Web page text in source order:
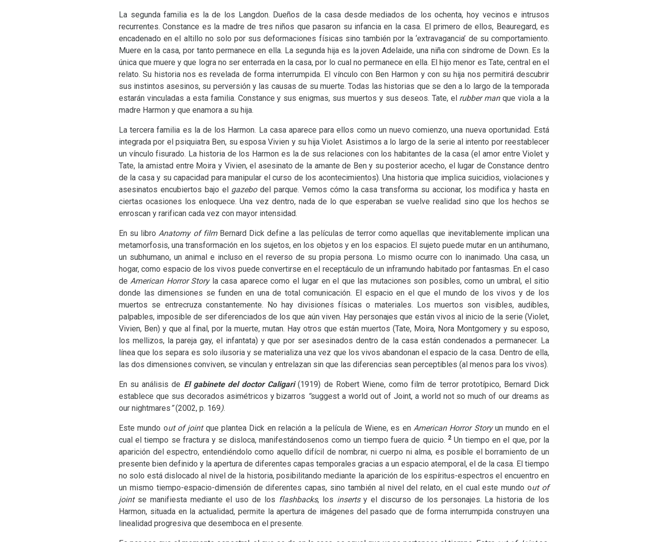
La segunda familia es la de los Langdon. Dueños de la casa desde mediados de los ochenta, hoy vecinos e intrusos
recurrentes. Constance es la madre de tres niños que pasaron su infancia en la casa. El primero de ellos, Beauregard, es
encadenado en el altillo no solo por sus deformaciones físicas sino también por la ‘extravagancia’ de su comportamiento.
Muere en la casa, por tanto permanece en ella. La segunda hija es la joven Adelaide, una niña con síndrome de Down. Es la
única que muere y que logra no ser enterrada en la casa, por lo cual no permanece en ella. El hijo menor es Tate, central en el
relato. Su historia nos es revelada de forma interrumpida. El vínculo con Ben Harmon y con su hija nos permitirá descubrir
sus instintos asesinos, su perversión y las causas de su muerte. Todas las historias que se den a lo largo de la temporada
estarán vinculadas a esta familia. Constance y sus enigmas, sus muertos y sus deseos. Tate, el rubber manque viola a la
madre Harmon y que enamora a su hija.
La tercera familia es la de los Harmon. La casa aparece para ellos como un nuevo comienzo, una nueva oportunidad. Está
integrada por el psiquiatra Ben, su esposa Vivien y su hija Violet. Asistimos a lo largo de la serie al intento por reestablecer
un vínculo fisurado. La historia de los Harmon es la de sus relaciones con los habitantes de la casa (el amor entre Violet y
Tate, la amistad entre Moira y Vivien, el asesinato de la amante de Ben y su posterior acecho, el lugar de Constance dentro
de la casa y su capacidad para manipular el curso de los acontecimientos). Una historia que implica suicidios, violaciones y
asesinatos encubiertos bajo el gazebodel parque. Vemos cómo la casa transforma su accionar, los modifica y hasta en
ciertas ocasiones los enloquece. Una vez dentro, nada de lo que esperaban se vuelve realidad sino que los hechos se
enroscan y rarifican cada vez con mayor intensidad.
En su libroAnatomy of filmBernard Dick define a las películas de terror como aquellas que inevitablemente implican una
metamorfosis, una transformación en los sujetos, en los objetos y en los espacios. El sujeto puede mutar en un antihumano,
un subhumano, un animal e incluso en el reverso de su propia persona. Lo mismo ocurre con lo inanimado. Una casa, un
hogar, como espacio de los vivos puede convertirse en el receptáculo de un inframundo habitado por fantasmas. En el caso
deAmerican Horror Story la casa aparece como el lugar en el que las mutaciones son posibles, como un umbral, el sitio
donde las dimensiones se funden en una de total comunicación. El espacio en el que el mundo de los vivos y de los
muertos se entrecruza constantemente. No hay divisiones físicas o materiales. Los muertos son visibles, audibles,
palpables, imposible de ser diferenciados de los que aún viven. Hay personajes que están vivos al inicio de la serie (Violet,
Vivien, Ben) y que al final, por la muerte, mutan. Hay otros que están muertos (Tate, Moira, Nora Montgomery y su esposo,
los mellizos, la pareja gay, el infantata) y que por ser asesinados dentro de la casa están condenados a permanecer. La
línea que los separa es solo ilusoria y se materializa una vez que los vivos abandonan el espacio de la casa. Dentro de ella,
las dos dimensiones conviven, se vinculan y entrelazan sin que las diferencias sean perceptibles (al menos para los vivos).
En su análisis de El gabinete del doctor Caligari (1919) de Robert Wiene, como film de terror prototípico, Bernard Dick
establece que sus decorados asimétricos y bizarros “suggest a world out of Joint, a world not so much of our dreams as
our nightmares ” (2002, p. 169).
Este mundo out of jointque plantea Dick en relación a la película de Wiene, es en American Horror Story un mundo en el
cual el tiempo se fractura y se disloca, manifestándosenos como un tiempo fuera de quicio. 2Un tiempo en el que, por la
aparición del espectro, entendiéndolo como aquello difícil de nombrar, ni cuerpo ni alma, es posible el borramiento de un
presente bien definido y la apertura de diferentes capas temporales gracias a un espacio atemporal, el de la casa. El tiempo
no solo está dislocado al nivel de la historia, posibilitando mediante la aparición de los espíritus-espectros el encuentro en
un mismo tiempo-espacio-dimensión de diferentes capas, sino también al nivel del relato, en el cual este mundo out of
joint se manifiesta mediante el uso de los flashbacks, los insertsy el discurso de los personajes. La historia de los
Harmon, situada en la actualidad, permite la apertura de imágenes del pasado que de forma interrumpida construyen una
linealidad progresiva que desemboca en el presente.